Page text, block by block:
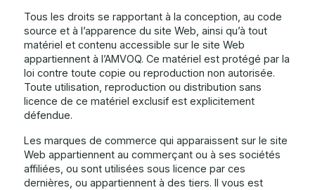
Tous les droits se rapportant à la conception, au code
source et à l’apparence du site Web, ainsi qu’à tout
matériel et contenu accessible sur le site Web
appartiennent à l’AMVOQ. Ce matériel est protégé par la
loi contre toute copie ou reproduction non autorisée.
Toute utilisation, reproduction ou distribution sans
licence de ce matériel exclusif est explicitement
défendue.
Les marques de commerce qui apparaissent sur le site
Web appartiennent au commerçant ou à ses sociétés
affiliées, ou sont utilisées sous licence par ces
dernières, ou appartiennent à des tiers. Il vous est